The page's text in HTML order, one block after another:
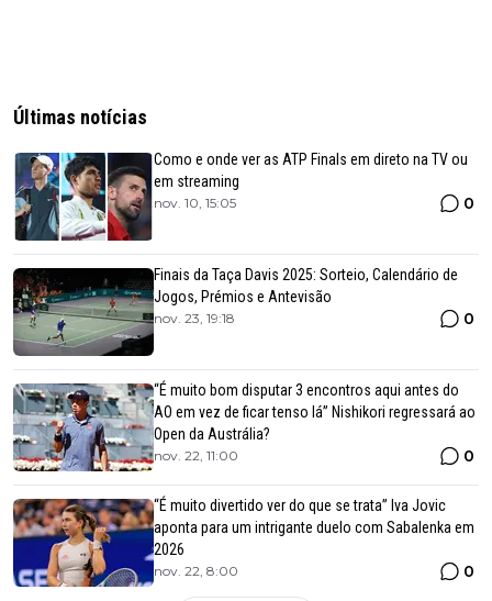
Últimas notícias
Como e onde ver as ATP Finals em direto na TV ou
em streaming
nov. 10, 15:05 0
Finais da Taça Davis 2025: Sorteio, Calendário de
Jogos, Prémios e Antevisão
nov. 23, 19:18 0
“É muito bom disputar 3 encontros aqui antes do
AO em vez de ficar tenso lá” Nishikori regressará ao
Open da Austrália?
nov. 22, 11:00 0
“É muito divertido ver do que se trata” Iva Jovic
aponta para um intrigante duelo com Sabalenka em
2026
nov. 22, 8:00 0